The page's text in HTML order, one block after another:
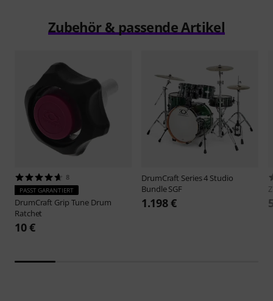
Zubehör & passende Artikel
8
PASST GARANTIERT
DrumCraft Grip Tune Drum
Ratchet
10 €
DrumCraft Series 4 Studio
Bundle SGF
1.198 €